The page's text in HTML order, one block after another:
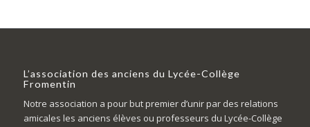
L’association des anciens du Lycée-Collège
Fromentin
Notre association a pour but premier d’unir par des relations
amicales les anciens élèves ou professeurs du Lycée-Collège